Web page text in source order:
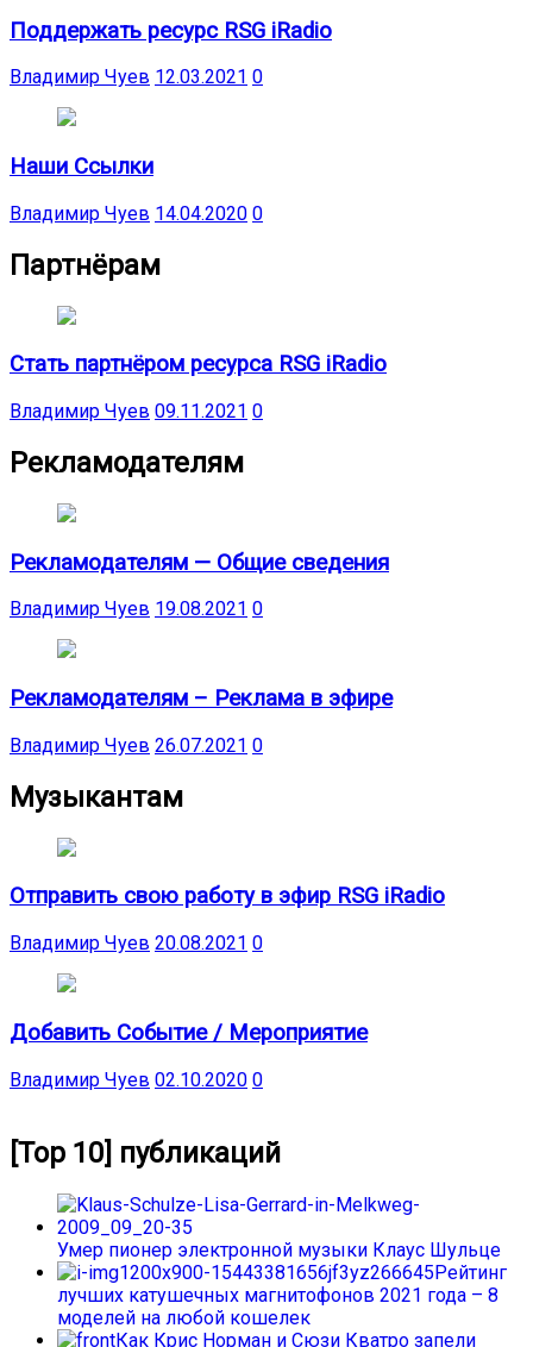
Поддержать ресурс RSG iRadio
Владимир Чуев 12.03.2021 0
Наши Ссылки
Владимир Чуев 14.04.2020 0
Партнёрам
Стать партнёром ресурса RSG iRadio
Владимир Чуев 09.11.2021 0
Рекламодателям
Рекламодателям — Общие сведения
Владимир Чуев 19.08.2021 0
Рекламодателям – Реклама в эфире
Владимир Чуев 26.07.2021 0
Музыкантам
Отправить свою работу в эфир RSG iRadio
Владимир Чуев 20.08.2021 0
Добавить Событие / Мероприятие
Владимир Чуев 02.10.2020 0
[Top 10] публикаций
Умер пионер электронной музыки Клаус Шульце
Рейтинг
лучших катушечных магнитофонов 2021 года – 8
моделей на любой кошелек
Как Крис Норман и Сюзи Кватро запели